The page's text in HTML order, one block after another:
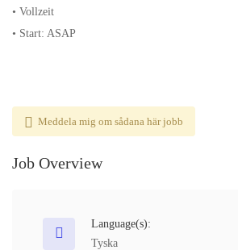
• Vollzeit
• Start: ASAP
Meddela mig om sådana här jobb
Job Overview
Language(s):
Tyska